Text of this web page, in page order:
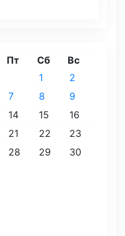
Пт Сб Вс
1
2
7 8
9
14 15
16
21 22
23
28 29
30